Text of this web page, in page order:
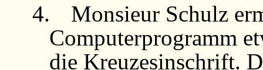
4.
Monsieur Schulz
Computerprogramm
die Kreuzesinschrift.